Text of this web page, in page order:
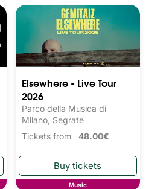
Elsewhere - Live Tour
2026
Parco della Musica di
Milano, Segrate
Tickets from 48.00€
Music